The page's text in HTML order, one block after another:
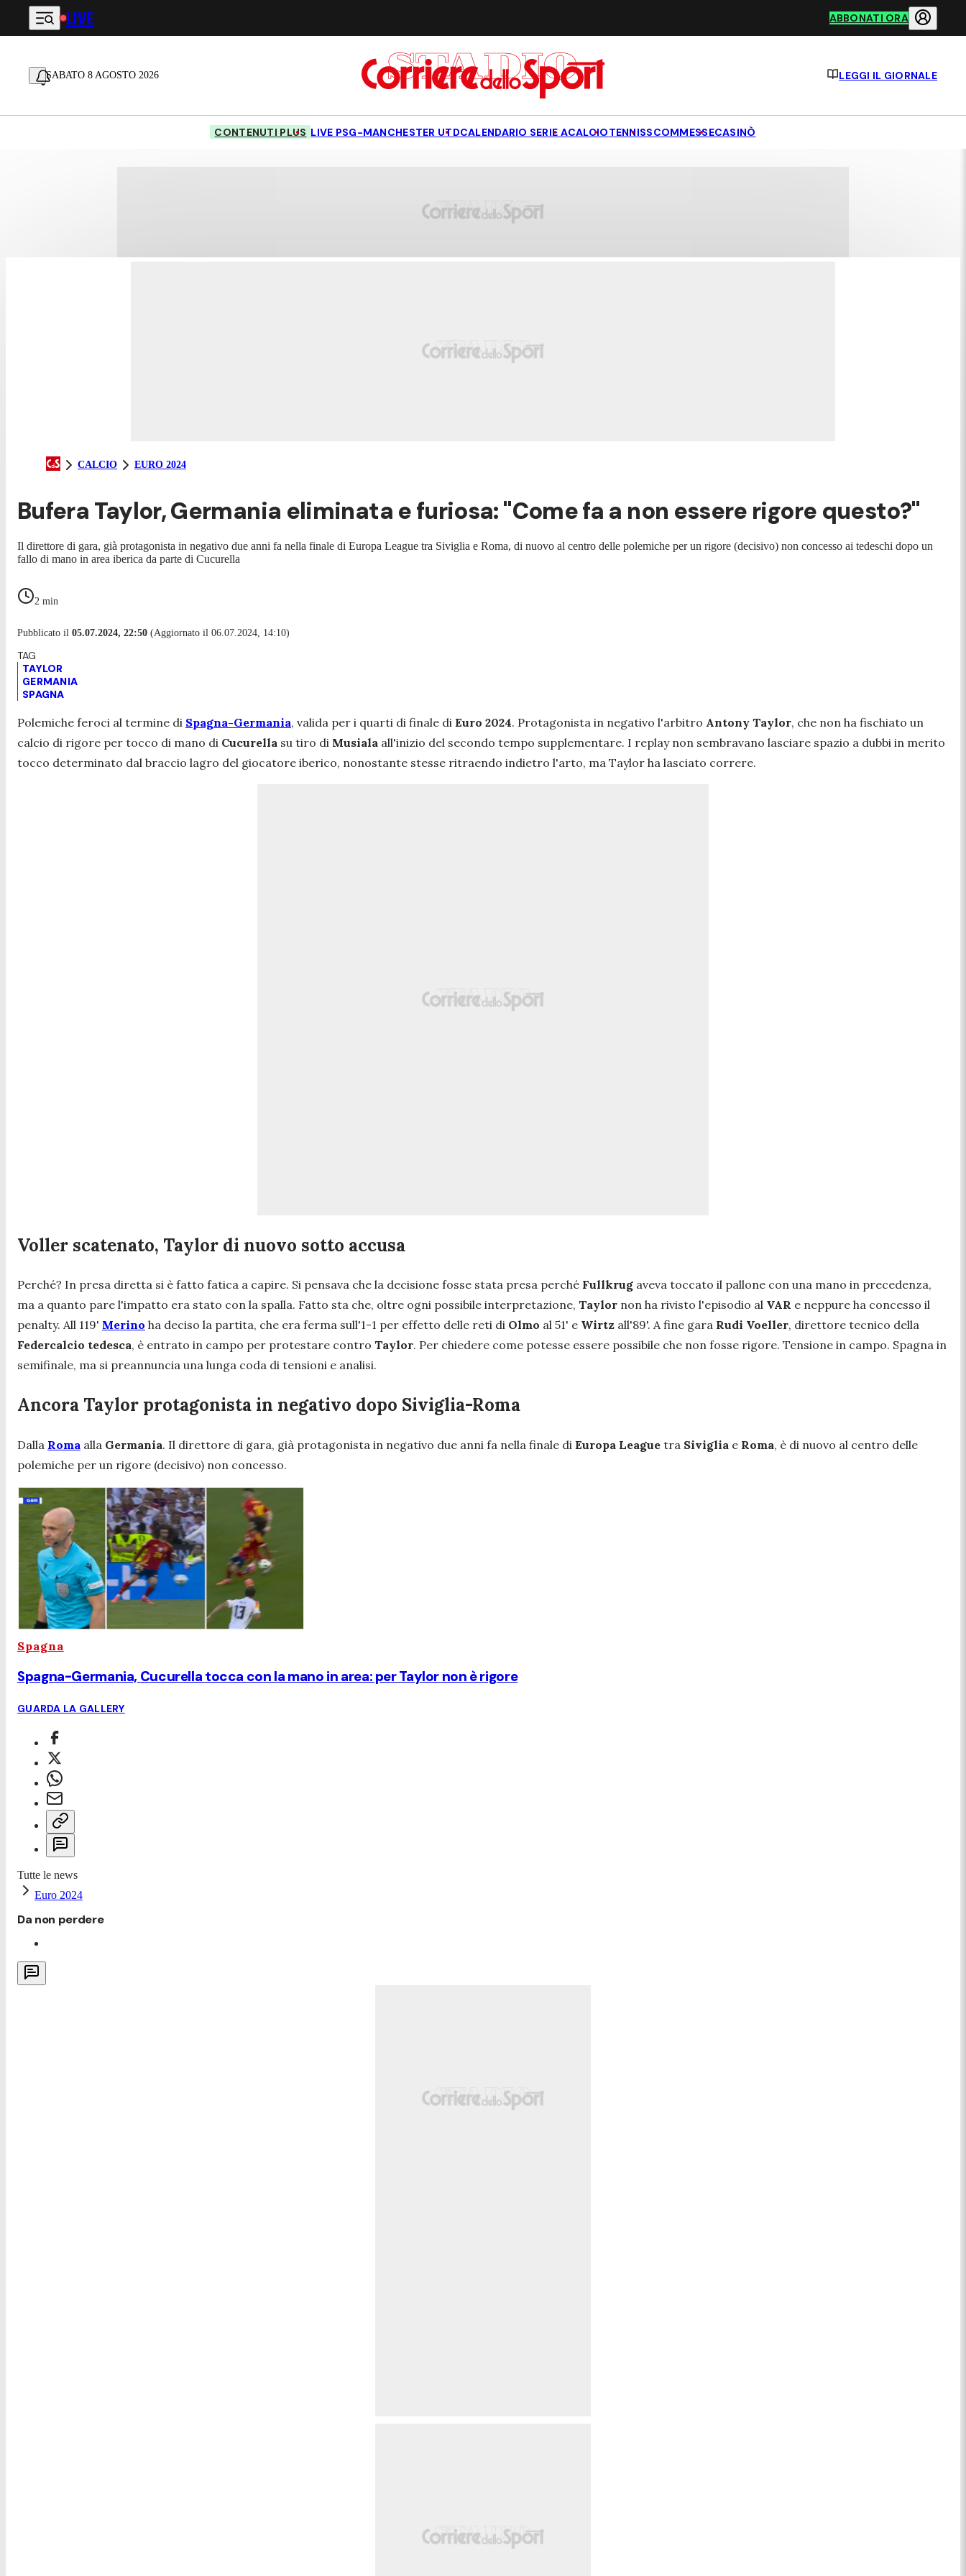
Vai al contenuto principale
LIVE ABBONATI ORA
SABATO 8 AGOSTO 2026 LEGGI IL GIORNALE
CONTENUTI PLUS LIVE PSG-MANCHESTER UTDCALENDARIO SERIE ACALCIOTENNISSCOMMESSECASINÒ
CALCIO EURO 2024
Bufera Taylor, Germania eliminata e furiosa: "Come fa a non essere rigore questo?"
Il direttore di gara, già protagonista in negativo due anni fa nella finale di Europa League tra Siviglia e Roma, di nuovo al centro delle polemiche per un rigore (decisivo) non concesso ai tedeschi dopo un
fallo di mano in area iberica da parte di Cucurella
2 min
Pubblicato il 05.07.2024, 22:50 (Aggiornato il 06.07.2024, 14:10)
TAYLOR
GERMANIA
SPAGNA
Polemiche feroci al termine di Spagna-Germania, valida per i quarti di finale di Euro 2024. Protagonista in negativo l'arbitro Antony Taylor, che non ha fischiato un
calcio di rigore per tocco di mano di Cucurella su tiro di Musiala all'inizio del secondo tempo supplementare. I replay non sembravano lasciare spazio a dubbi in merito
tocco determinato dal braccio lagro del giocatore iberico, nonostante stesse ritraendo indietro l'arto, ma Taylor ha lasciato correre.
Voller scatenato, Taylor di nuovo sotto accusa
Perché? In presa diretta si è fatto fatica a capire. Si pensava che la decisione fosse stata presa perché Fullkrug aveva toccato il pallone con una mano in precedenza,
ma a quanto pare l'impatto era stato con la spalla. Fatto sta che, oltre ogni possibile interpretazione, Taylor non ha rivisto l'episodio al VAR e neppure ha concesso il
penalty. All 119' Merino ha deciso la partita, che era ferma sull'1-1 per effetto delle reti di Olmo al 51' e Wirtz all'89'. A fine gara Rudi Voeller, direttore tecnico della
Federcalcio tedesca, è entrato in campo per protestare contro Taylor. Per chiedere come potesse essere possibile che non fosse rigore. Tensione in campo. Spagna in
semifinale, ma si preannuncia una lunga coda di tensioni e analisi.
Ancora Taylor protagonista in negativo dopo Siviglia-Roma
Dalla Roma alla Germania. Il direttore di gara, già protagonista in negativo due anni fa nella finale di Europa League tra Siviglia e Roma, è di nuovo al centro delle
polemiche per un rigore (decisivo) non concesso.
Spagna
Spagna-Germania, Cucurella tocca con la mano in area: per Taylor non è rigore
GUARDA LA GALLERY
Tutte le news
Euro 2024
Da non perdere